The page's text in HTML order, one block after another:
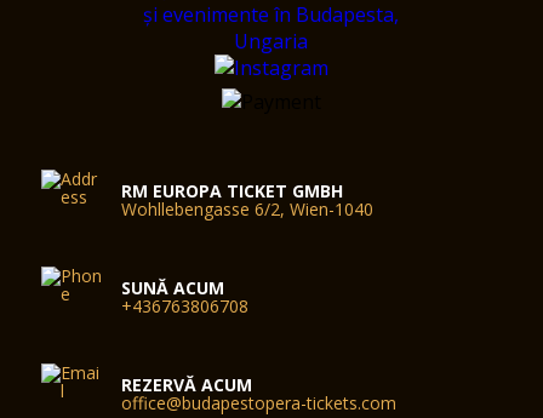
RM EUROPA TICKET GMBH
Wohllebengasse 6/2, Wien-1040
SUNĂ ACUM
+436763806708
REZERVĂ ACUM
office@budapestopera-tickets.com